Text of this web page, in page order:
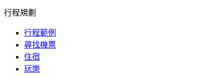
行程規劃
行程範例
尋找機票
住宿
玩樂